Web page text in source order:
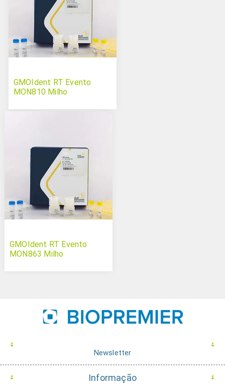
GMOIdent RT Evento
MON810 Milho
GMOIdent RT Evento
MON863 Milho
Newsletter
Informação